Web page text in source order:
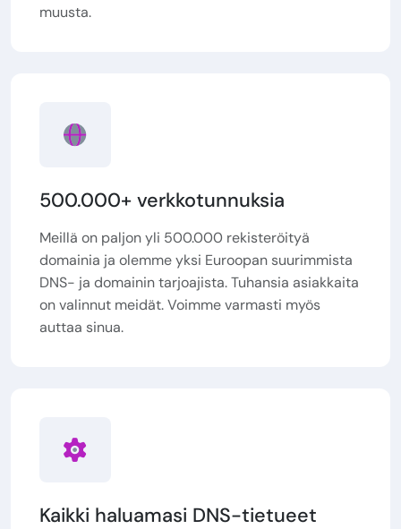
muusta.
500.000+ verkkotunnuksia
Meillä on paljon yli 500.000 rekisteröityä
domainia ja olemme yksi Euroopan suurimmista
DNS- ja domainin tarjoajista. Tuhansia asiakkaita
on valinnut meidät. Voimme varmasti myös
auttaa sinua.
Kaikki haluamasi DNS-tietueet